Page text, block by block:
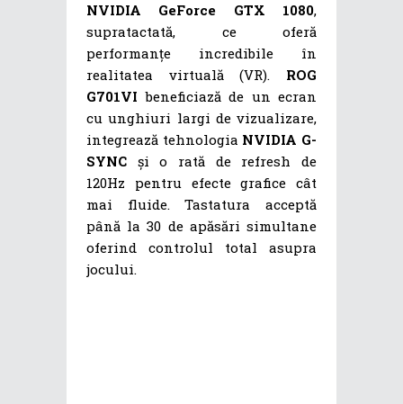
NVIDIA GeForce GTX 1080,
supratactată, ce oferă
performanțe incredibile în
realitatea virtuală (VR). ROG
G701VI beneficiază de un ecran
cu unghiuri largi de vizualizare,
integrează tehnologia NVIDIA G-
SYNC și o rată de refresh de
120Hz pentru efecte grafice cât
mai fluide. Tastatura acceptă
până la 30 de apăsări simultane
oferind controlul total asupra
jocului.